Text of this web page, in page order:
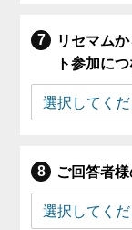
リセマム
ト参加に
ご回答者様